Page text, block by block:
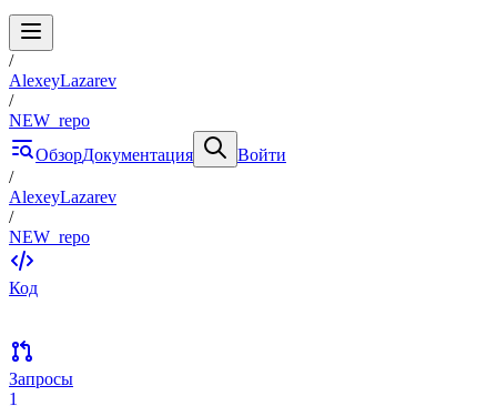
/
AlexeyLazarev
/
NEW_repo
ОбзорДокументация
Войти
/
AlexeyLazarev
/
NEW_repo
Код
Запросы
1